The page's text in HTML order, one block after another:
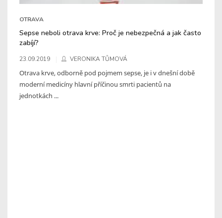
OTRAVA
Sepse neboli otrava krve: Proč je nebezpečná a jak často
zabíjí?
23.09.2019 VERONIKA TŮMOVÁ
Otrava krve, odborně pod pojmem sepse, je i v dnešní době
moderní medicíny hlavní příčinou smrti pacientů na
jednotkách ...